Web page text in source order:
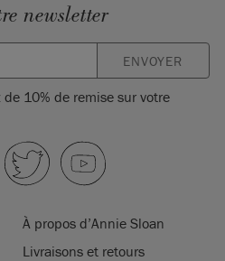
newsletter
ENVOYER
10% de remise sur votre
À propos d’Annie Sloan
Livraisons et retours